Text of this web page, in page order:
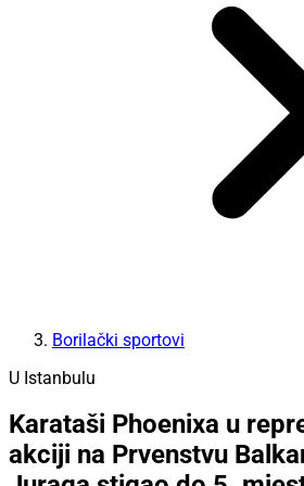
Borilački sportovi
U Istanbulu
Karataši Phoenixa u
akciji na Prvenstvu